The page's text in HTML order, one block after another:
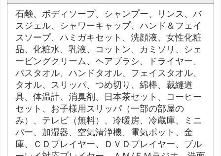
石鹸、ボディソープ、シャンプー、リンス、バ
スジェル、シャワーキャップ、ハンド＆フェイ
スソープ、ハミガキセット、洗顔液、女性化粧
品、化粧水、乳液、コットン、カミソリ、シェ
ービングクリーム、ヘアブラシ、ドライヤー、
バスタオル、ハンドタオル、フェイスタオル、
タオル、スリッパ、つめ切り、綿棒、裁縫道
具、体温計、消臭剤、日本茶セット、コーヒー
セット、お子様用スリッパ（一部の部屋の
み）、テレビ（無料）、冷暖房、冷蔵庫、ミニ
バー、加湿器、空気清浄機、電気ポット、金
庫、ＣＤプレイヤー、ＤＶＤプレイヤー、ブル